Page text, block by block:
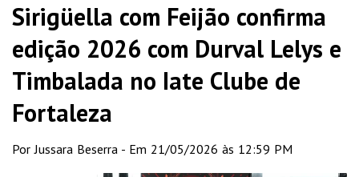
Sirigüella com Feijão confirma
edição 2026 com Durval Lelys e
Timbalada no Iate Clube de
Fortaleza
Por Jussara Beserra - Em 21/05/2026 às 12:59 PM